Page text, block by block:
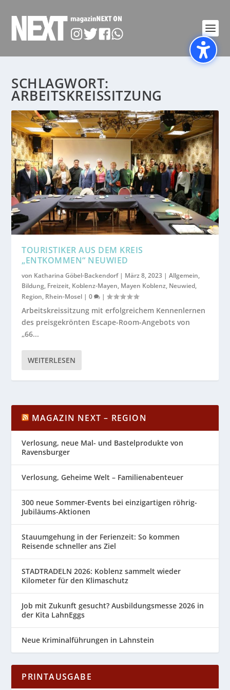
SCHLAGWORT:
ARBEITSKREISSITZUNG
TOURISTIKER AUS DEM KREIS
„ENTKOMMEN“ NEUWIED
von Katharina Göbel-Backendorf| März 8, 2023 |Allgemein,
Bildung, Freizeit, Koblenz-Mayen, Mayen Koblenz, Neuwied,
Region, Rhein-Mosel |0 |
Arbeitskreissitzung mit erfolgreichem Kennenlernen
des preisgekrönten Escape-Room-Angebots von
„66...
WEITERLESEN
MAGAZIN NEXT – REGION
Verlosung, neue Mal- und Bastelprodukte von
Ravensburger
Verlosung, Geheime Welt – Familienabenteuer
300 neue Sommer-Events bei einzigartigen röhrig-
Jubiläums-Aktionen
Stauumgehung in der Ferienzeit: So kommen
Reisende schneller ans Ziel
STADTRADELN 2026: Koblenz sammelt wieder
Kilometer für den Klimaschutz
Job mit Zukunft gesucht? Ausbildungsmesse 2026 in
der Kita LahnEggs
Neue Kriminalführungen in Lahnstein
PRINTAUSGABE